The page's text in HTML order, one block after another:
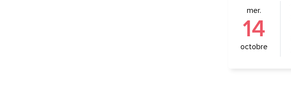
mer.
14
octobre